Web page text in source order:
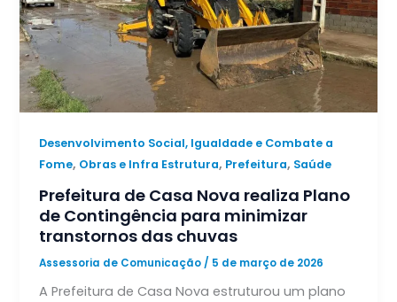
Desenvolvimento Social, Igualdade e Combate a
Fome, Obras e Infra Estrutura, Prefeitura, Saúde
Prefeitura de Casa Nova realiza Plano
de Contingência para minimizar
transtornos das chuvas
Assessoria de Comunicação / 5 de março de 2026
A Prefeitura de Casa Nova estruturou um plano